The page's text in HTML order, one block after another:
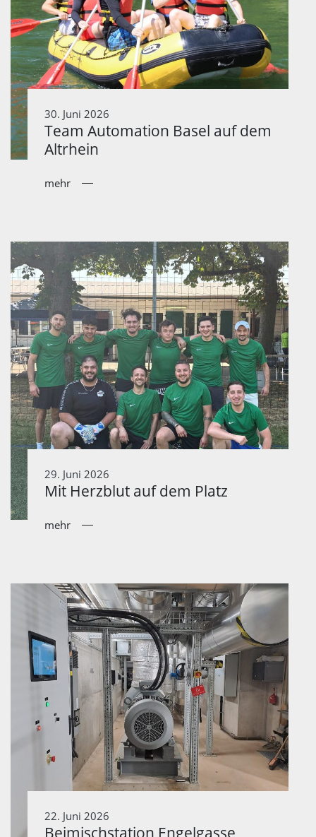
30. Juni 2026
Team Automation Basel auf dem
Altrhein
mehr
29. Juni 2026
Mit Herzblut auf dem Platz
mehr
22. Juni 2026
Beimischstation Engelgasse